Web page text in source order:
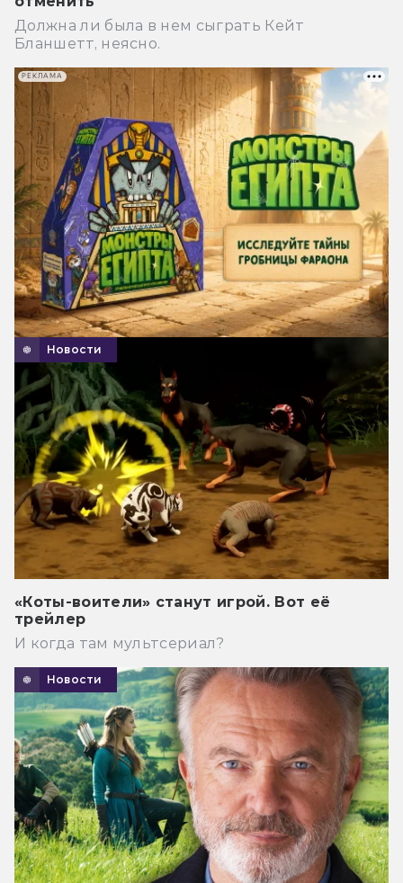
Должна ли была в нем сыграть Кейт
Бланшетт, неясно.
Новости
«Коты-воители» станут игрой. Вот её
трейлер
И когда там мультсериал?
Новости
РЕКЛАМА